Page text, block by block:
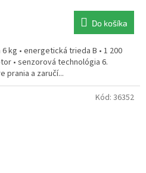
Do košíka
kg • energetická trieda B • 1 200
• senzorová technológia 6.
prania a zaručí...
Kód: 36352